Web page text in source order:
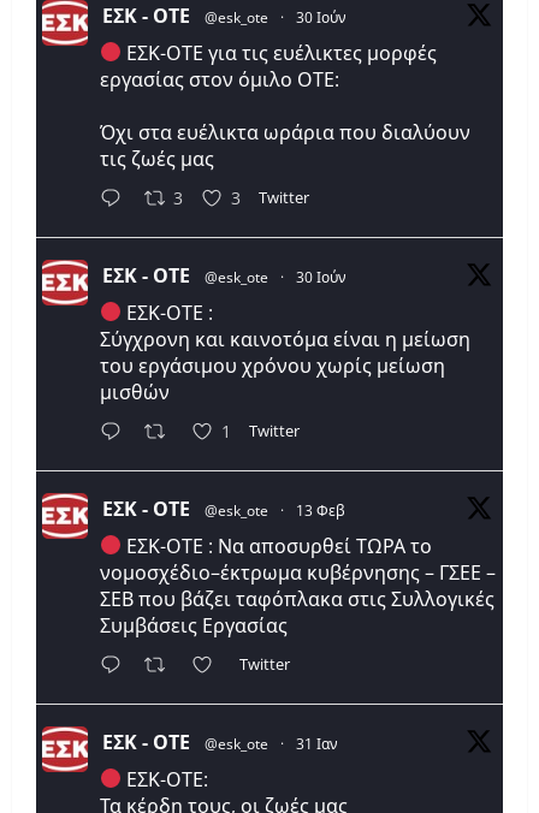
ΕΣΚ - ΟΤΕ @esk_ote · 30 Ιούν
ΕΣΚ-ΟΤΕ για τις ευέλικτες μορφές
εργασίας στον όμιλο ΟΤΕ:
Όχι στα ευέλικτα ωράρια που διαλύουν
τις ζωές μας
3 3 Twitter
ΕΣΚ - ΟΤΕ @esk_ote · 30 Ιούν
ΕΣΚ-ΟΤΕ :
Σύγχρονη και καινοτόμα είναι η μείωση
του εργάσιμου χρόνου χωρίς μείωση
μισθών
1 Twitter
ΕΣΚ - ΟΤΕ @esk_ote · 13 Φεβ
ΕΣΚ-ΟΤΕ : Να αποσυρθεί ΤΩΡΑ το
νομοσχέδιο–έκτρωμα κυβέρνησης – ΓΣΕΕ –
ΣΕΒ που βάζει ταφόπλακα στις Συλλογικές
Συμβάσεις Εργασίας
Twitter
ΕΣΚ - ΟΤΕ @esk_ote · 31 Ιαν
ΕΣΚ-ΟΤΕ:
Τα κέρδη τους, οι ζωές μας